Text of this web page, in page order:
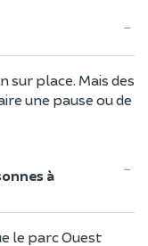
sur place. Mais des
une pause ou de
à
le parc Ouest